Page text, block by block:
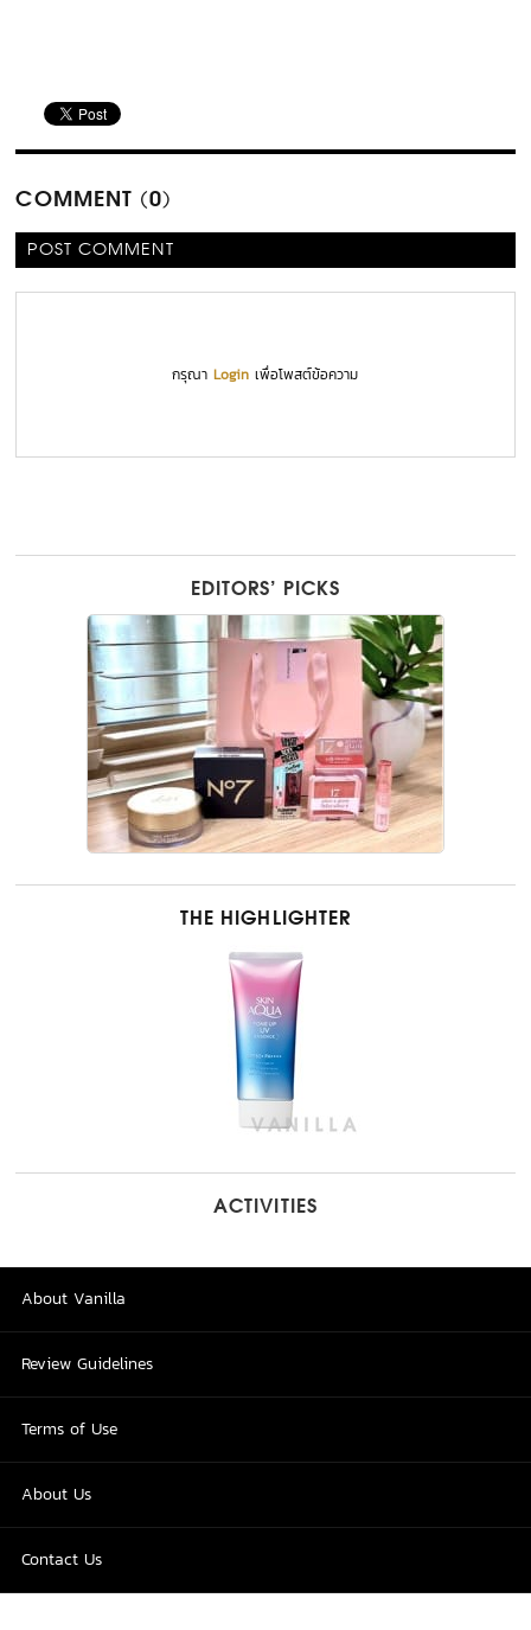
COMMENT (0)
POST COMMENT
กรุณาLogin เพื่อโพสต์ข้อความ
EDITORS’ PICKS
THE HIGHLIGHTER
ACTIVITIES
About Vanilla
Review Guidelines
Terms of Use
About Us
Contact Us